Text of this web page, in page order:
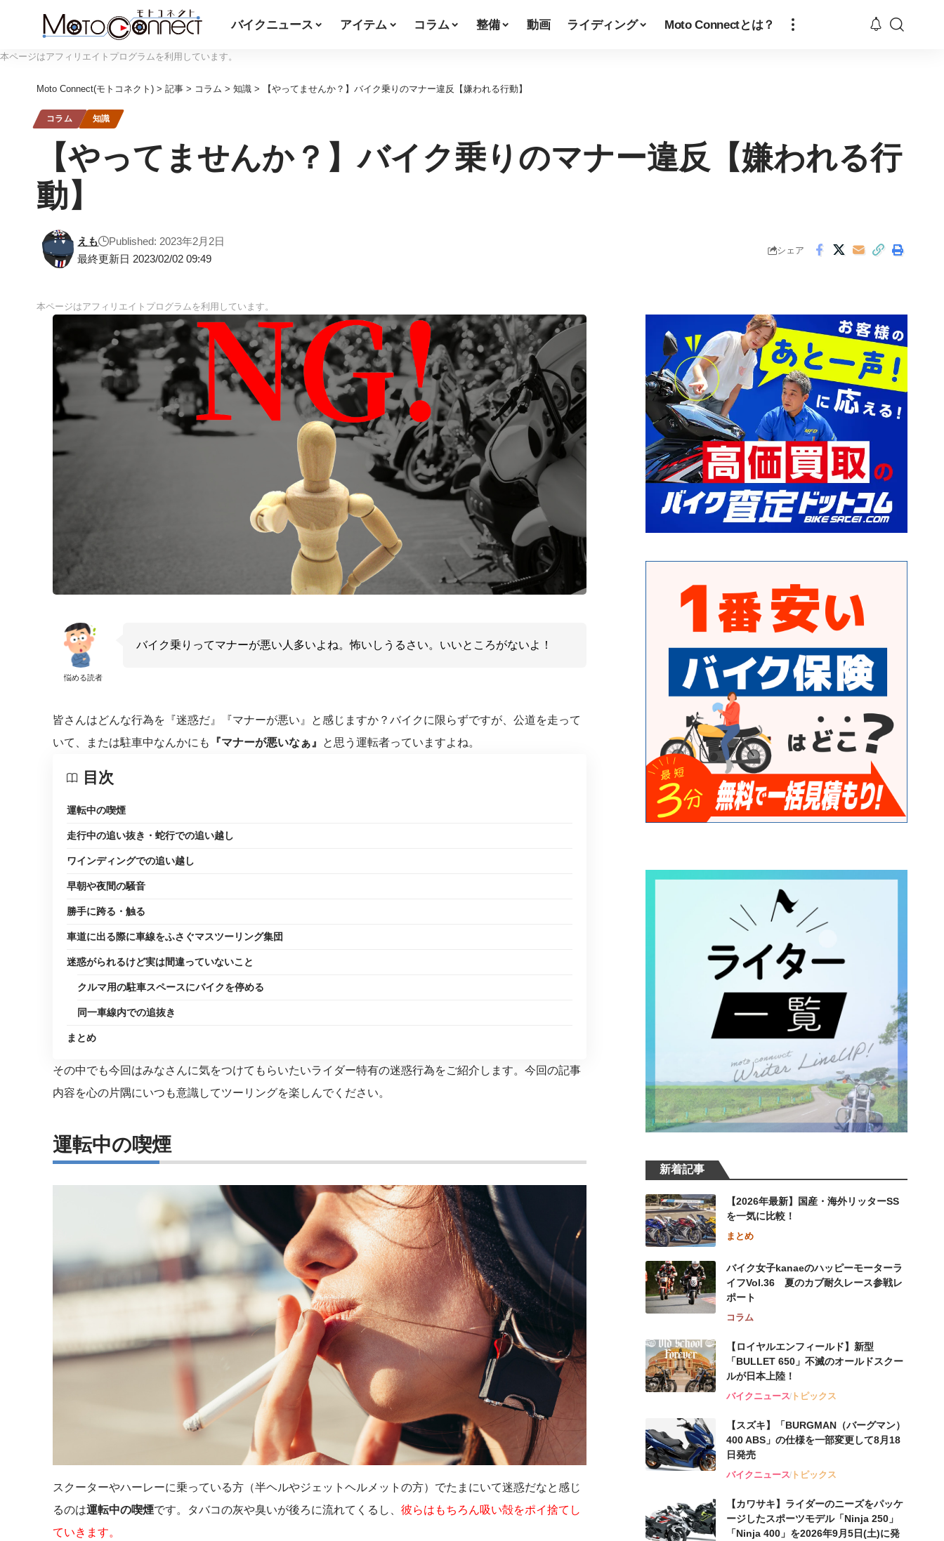
バイクニュース アイテム コラム 整備 動画 ライディング Moto Connectとは？
本ページはアフィリエイトプログラムを利用しています。
Moto Connect(モトコネクト) > 記事 > コラム > 知識 > 【やってませんか？】バイク乗りのマナー違反【嫌われる行動】
コラム 知識
【やってませんか？】バイク乗りのマナー違反【嫌われる行
動】
最終更新日 2023/02/02 09:49
えも Published: 2023年2月2日
シェア
本ページはアフィリエイトプログラムを利用しています。
悩める読者
バイク乗りってマナーが悪い人多いよね。怖いしうるさい。いいところがないよ！
皆さんはどんな行為を『迷惑だ』『マナーが悪い』と感じますか？バイクに限らずですが、公道を走って
いて、または駐車中なんかにも
『マナーが悪いなぁ』 と思う運転者っていますよね。
目次
運転中の喫煙
走行中の追い抜き・蛇行での追い越し
ワインディングでの追い越し
早朝や夜間の騒音
勝手に跨る・触る
車道に出る際に車線をふさぐマスツーリング集団
迷惑がられるけど実は間違っていないこと
クルマ用の駐車スペースにバイクを停める
同一車線内での追抜き
まとめ
その中でも今回はみなさんに気をつけてもらいたいライダー特有の迷惑行為をご紹介します。今回の記事
内容を心の片隅にいつも意識してツーリングを楽しんでください。
運転中の喫煙
スクーターやハーレーに乗っている方（半ヘルやジェットヘルメットの方）でたまにいて迷惑だなと感じ
るのは運転中の喫煙です。タバコの灰や臭いが後ろに流れてくるし、彼らはもちろん吸い殻をポイ捨てし
ていきます。
新着記事
【2026年最新】国産・海外リッターSS
を一気に比較！
まとめ
バイク女子kanaeのハッピーモーターラ
イフVol.36 夏のカブ耐久レース参戦レ
ポート
コラム
【ロイヤルエンフィールド】新型
「BULLET 650」不滅のオールドスクー
ルが⽇本上陸！
バイクニューストピックス
【スズキ】「BURGMAN（バーグマン）
400 ABS」の仕様を一部変更して8月18
日発売
バイクニューストピックス
【カワサキ】ライダーのニーズをパッケ
ージしたスポーツモデル「Ninja 250」
「Ninja 400」を2026年9月5日(土)に発